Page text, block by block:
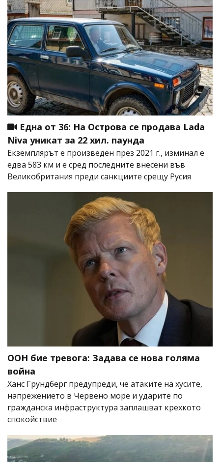
Една от 36: На Острова се продава Lada
Niva уникат за 22 хил. паунда
Екземплярът е произведен през 2021 г., изминал е
едва 583 км и е сред последните внесени във
Великобритания преди санкциите срещу Русия
ООН бие тревога: Задава се нова голяма
война
Ханс Грундберг предупреди, че атаките на хусите,
напрежението в Червено море и ударите по
гражданска инфраструктура заплашват крехкото
спокойствие